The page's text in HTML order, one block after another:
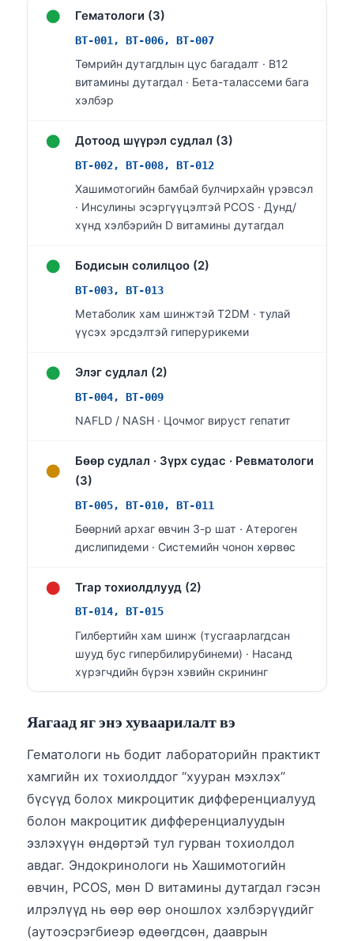
● Гематологи (3)
BT-001, BT-006, BT-007
Төмрийн дутагдлын цус багадалт · B12
витамины дутагдал · Бета-талассеми бага
хэлбэр
● Дотоод шүүрэл судлал (3)
BT-002, BT-008, BT-012
Хашимотогийн бамбай булчирхайн үрэвсэл
· Инсулины эсэргүүцэлтэй PCOS · Дунд/
хүнд хэлбэрийн D витамины дутагдал
● Бодисын солилцоо (2)
BT-003, BT-013
Метаболик хам шинжтэй T2DM · тулай
үүсэх эрсдэлтэй гиперурикеми
● Элэг судлал (2)
BT-004, BT-009
NAFLD / NASH · Цочмог вируст гепатит
●
Бөөр судлал · Зүрх судас · Ревматологи
(3)
BT-005, BT-010, BT-011
Бөөрний архаг өвчин 3-р шат · Атероген
дислипидеми · Системийн чонон хөрвөс
● Trap тохиолдлууд (2)
BT-014, BT-015
Гилбертийн хам шинж (тусгаарлагдсан
шууд бус гипербилирубинеми) · Насанд
хүрэгчдийн бүрэн хэвийн скрининг
Яагаад яг энэ хуваарилалт вэ
Гематологи нь бодит лабораторийн практикт
хамгийн их тохиолддог “хууран мэхлэх”
бүсүүд болох микроцитик дифференциалууд
болон макроцитик дифференциалуудын
эзлэхүүн өндөртэй тул гурван тохиолдол
авдаг. Эндокринологи нь Хашимотогийн
өвчин, PCOS, мөн D витамины дутагдал гэсэн
илрэлүүд нь өөр өөр оношлох хэлбэрүүдийг
(аутоэсрэгбиеэр өдөөгдсөн, дааврын
Bosanski
Azərbaycan dili
Eesti
日本語
Čeština
ქართული
Slovenščina
Magyar
Shqip
বাংলা
اردو
मराठी
తెలుగు
தமிழ்
ಕನ್ನಡ
മലയാളം
Bahasa Melayu
Tagalog
ไทย
ဗမာစာ
Kiswahili
አማርኛ
Українська
O‘zbekcha
Қазақ тілі
Suomi
Hrvatski
Slovenčina